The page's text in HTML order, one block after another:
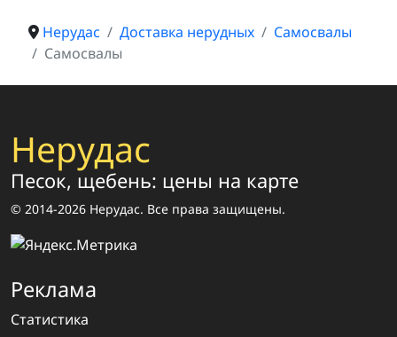
Нерудас Доставка нерудных
Самосвалы
Самосвалы
Нерудас
Песок, щебень: цены на карте
© 2014-2026 Нерудас. Все права защищены.
Реклама
Статистика